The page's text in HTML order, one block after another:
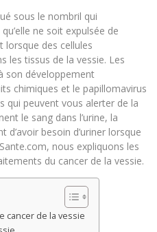
sous le nombril qui
ne soit expulsée de
lorsque des cellules
les tissus de la vessie. Les
son développement
chimiques et le papillomavirus
qui peuvent vous alerter de la
le sang dans l’urine, la
besoin d’uriner lorsque
nous expliquons les
du cancer de la vessie.
cancer de la vessie